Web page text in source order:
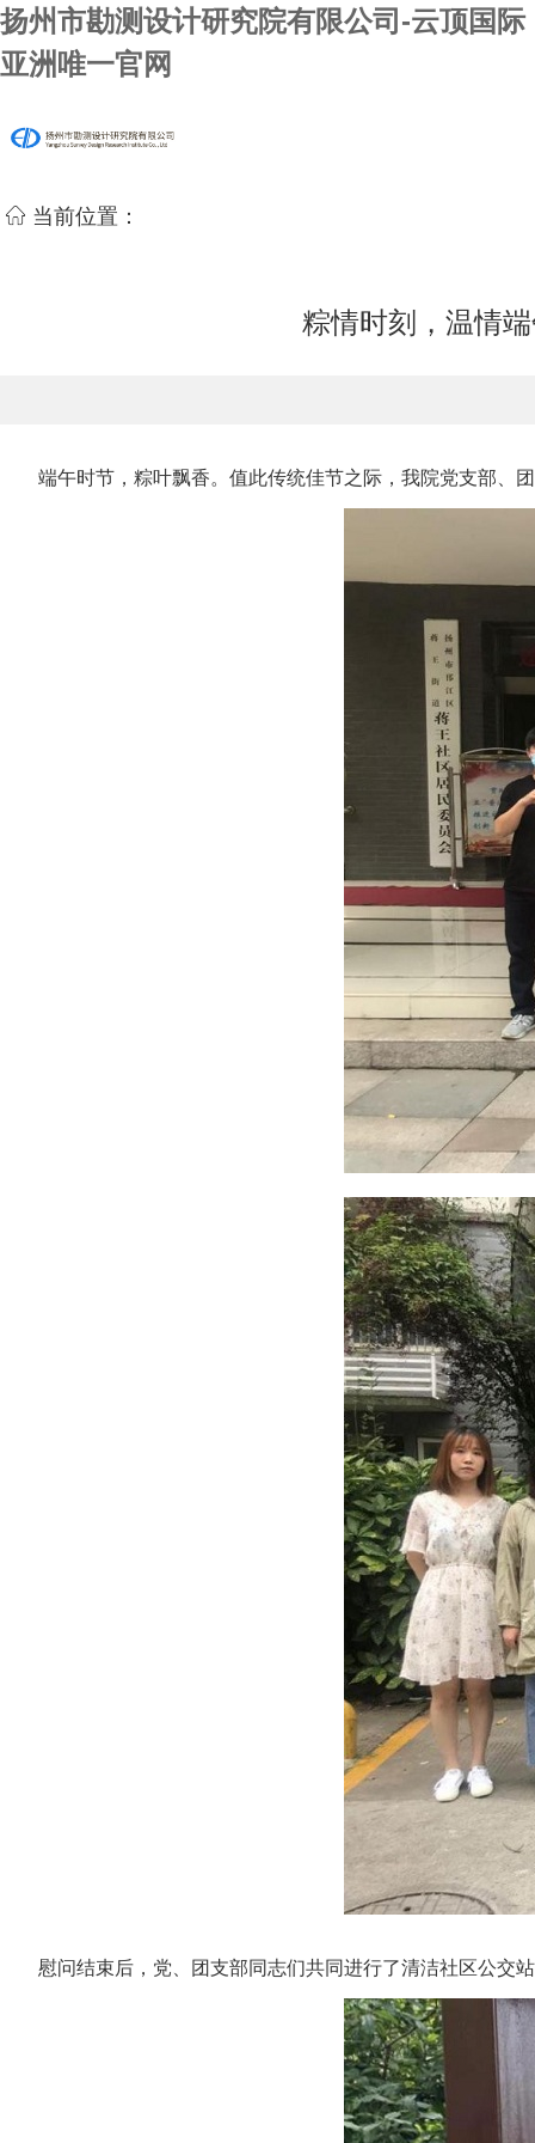
扬州市勘测设计研究院有限公司-云顶国际
亚洲唯一官网
当前位置：
粽情时刻，温情
端午时节，粽叶飘香。值此传统佳节之际，我院党支部、
慰问结束后，党、团支部同志们共同进行了清洁社区公交